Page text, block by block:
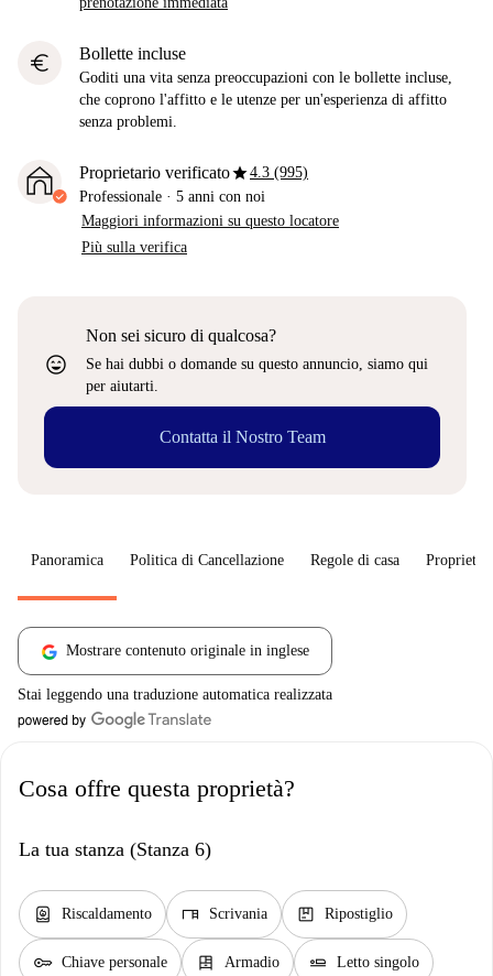
euro Bollette incluse
Goditi una vita senza preoccupazioni con le bollette incluse,
che coprono l'affitto e le utenze per un'esperienza di affitto
senza problemi.
Proprietario verificatostar4.3 (995)
Professionale · 5 anni con noi
Maggiori informazioni su questo locatore
Più sulla verifica
sentiment_very_satisfied
Non sei sicuro di qualcosa?
Se hai dubbi o domande su questo annuncio, siamo qui
per aiutarti.
Contatta il Nostro Team
Panoramica Politica di Cancellazione Regole di casa
Mostrare contenuto originale in inglese
Stai leggendo una traduzione automatica realizzata
Cosa offre questa proprietà?
La tua stanza (Stanza 6)
water_heater Riscaldamento desk Scrivania package Ripostiglio
key Chiave personale dresser Armadio airline_seat_flat Letto singolo